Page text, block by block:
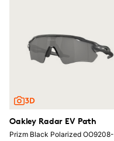
Oakley Radar EV Path
Prizm Black Polarized OO9208-